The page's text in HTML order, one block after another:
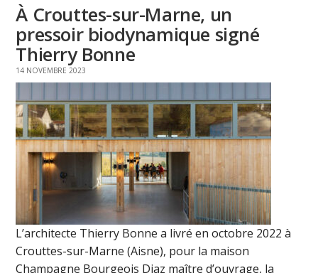
À Crouttes-sur-Marne, un
pressoir biodynamique signé
Thierry Bonne
14 NOVEMBRE 2023
L’architecte Thierry Bonne a livré en octobre 2022 à
Crouttes-sur-Marne (Aisne), pour la maison
Champagne Bourgeois Diaz maître d’ouvrage, la